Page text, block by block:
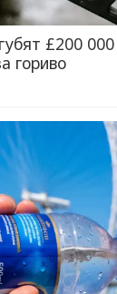
£200
гориво